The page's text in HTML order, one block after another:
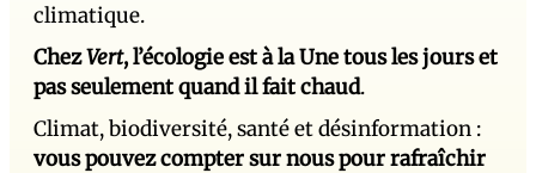
climatique.
ChezVert, l’écologie est à la Une tous les jours et
pas seulement quand il fait chaud.
Climat, biodiversité, santé et désinformation :
vous pouvez compter sur nous pour rafraîchir